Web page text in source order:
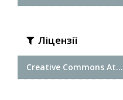
Ліцензії
Creative Commons At...